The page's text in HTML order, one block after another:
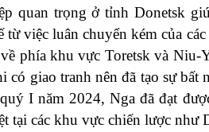
quan trọng ở tỉnh Donetsk
việc luân chuyển kém của
phía khu vực Toretsk và Niu-
giao tranh nên đã tạo sự bất
I năm 2024, Nga đã đạt
tại các khu vực chiến lược như